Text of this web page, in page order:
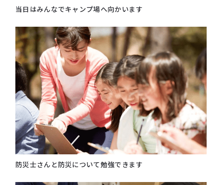
当⽇はみんなでキャンプ場へ向かいます
防災⼠さんと防災について勉強できます